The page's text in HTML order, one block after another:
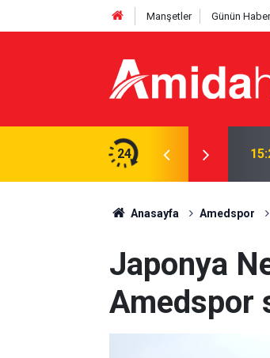
Manşetler Günün
24
maç programı belli oldu
Anasayfa Amedspor
Japonya
Amedspor